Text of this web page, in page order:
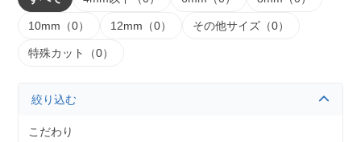
10mm（0） 12mm（0） その他サイズ（0）
特殊カット（0）
絞り込む
こだわり